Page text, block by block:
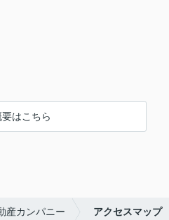
はこちら
産カンパニー アクセスマップ